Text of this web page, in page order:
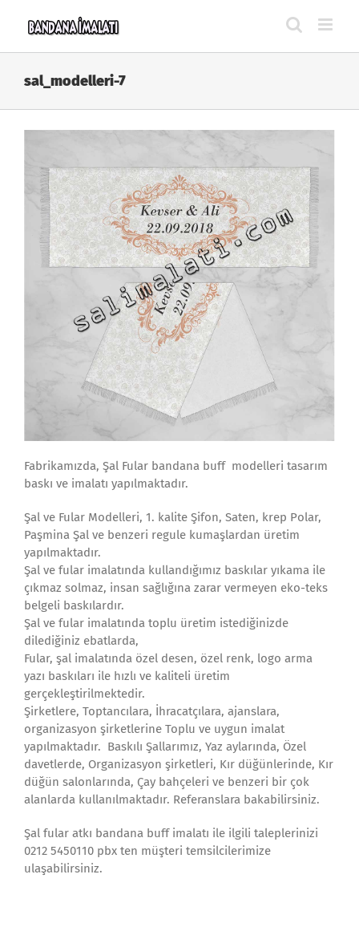
sal_modelleri-7
Fabrikamızda, Şal Fular bandana buff modelleri tasarım
baskı ve imalatı yapılmaktadır.
Şal ve Fular Modelleri, 1. kalite Şifon, Saten, krep Polar,
Paşmina Şal ve benzeri regule kumaşlardan üretim
yapılmaktadır.
Şal ve fular imalatında kullandığımız baskılar yıkama ile
çıkmaz solmaz, insan sağlığına zarar vermeyen eko-teks
belgeli baskılardır.
Şal ve fular imalatında toplu üretim istediğinizde
dilediğiniz ebatlarda,
Fular, şal imalatında özel desen, özel renk, logo arma
yazı baskıları ile hızlı ve kaliteli üretim
gerçekleştirilmektedir.
Şirketlere, Toptancılara, İhracatçılara, ajanslara,
organizasyon şirketlerine Toplu ve uygun imalat
yapılmaktadır. Baskılı Şallarımız, Yaz aylarında, Özel
davetlerde, Organizasyon şirketleri, Kır düğünlerinde, Kır
düğün salonlarında, Çay bahçeleri ve benzeri bir çok
alanlarda kullanılmaktadır. Referanslara bakabilirsiniz.
Şal fular atkı bandana buff imalatı ile ilgili taleplerinizi
0212 5450110 pbx ten müşteri temsilcilerimize
ulaşabilirsiniz.